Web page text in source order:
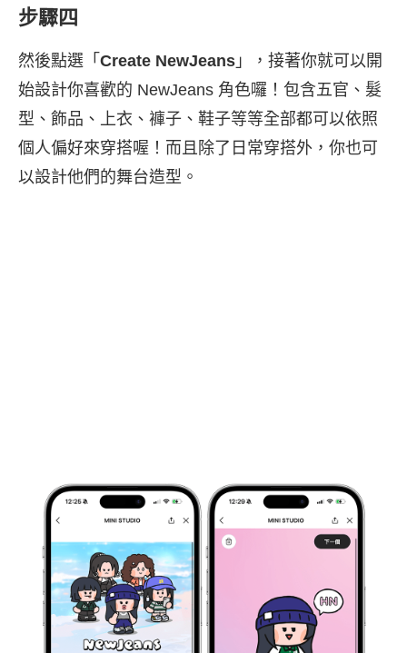
步驟四
然後點選「 Create NewJeans 」，接著你就可以開
始設計你喜歡的 NewJeans 角色囉！包含五官、髮
型、飾品、上衣、褲子、鞋子等等全部都可以依照
個人偏好來穿搭喔！而且除了日常穿搭外，你也可
以設計他們的舞台造型。